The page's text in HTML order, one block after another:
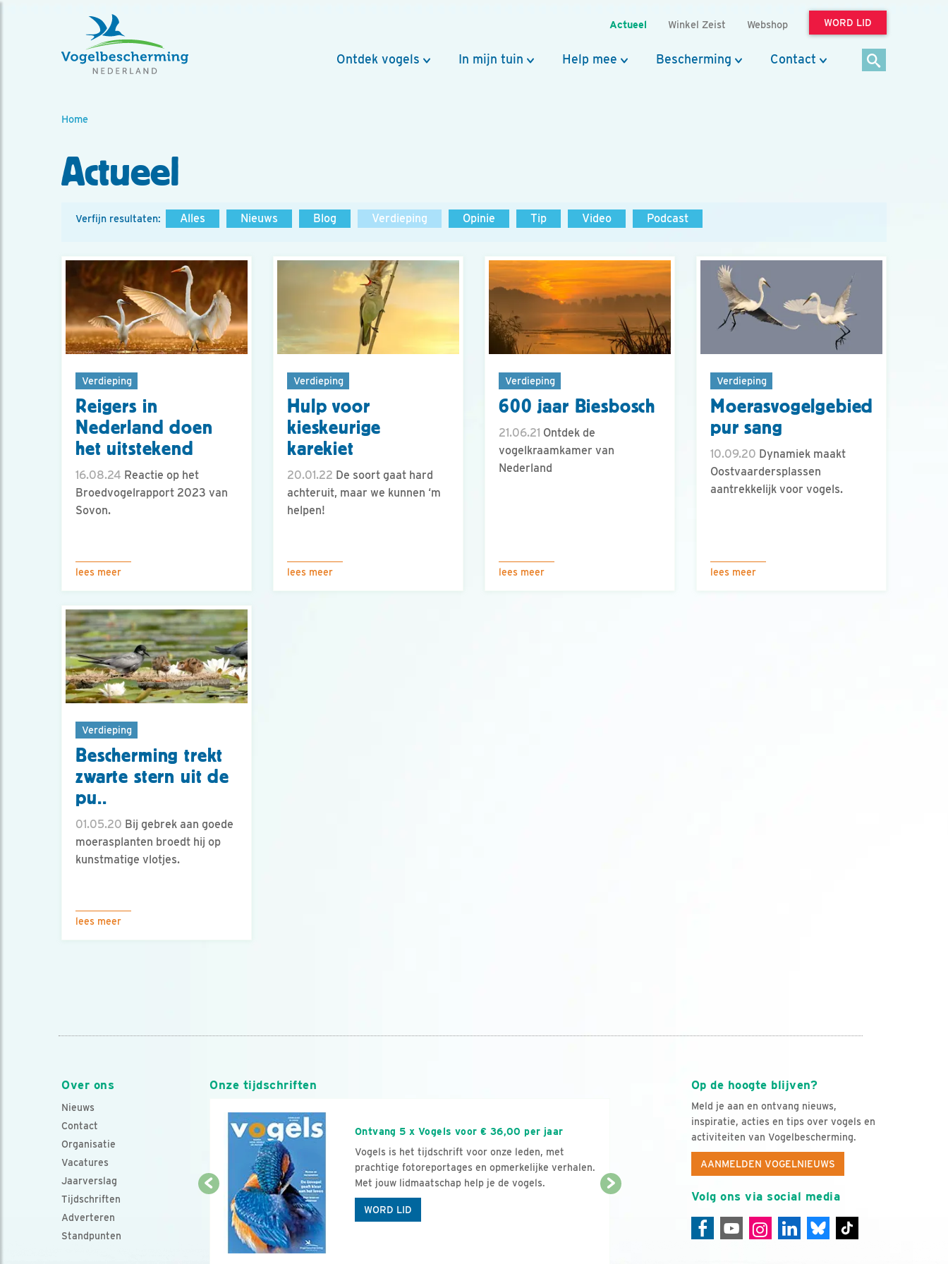
Actueel Winkel Zeist Webshop WORD LID
Ontdek vogels In mijn tuin Help mee Bescherming Contact
Home
Actueel
Verfijn resultaten: Alles Nieuws Blog Verdieping Opinie Tip Video Podcast
Verdieping
Reigers in
Nederland doen
het uitstekend
16.08.24 Reactie op het
Broedvogelrapport 2023 van
Sovon.
lees meer
Verdieping
Hulp voor
kieskeurige
karekiet
20.01.22 De soort gaat hard
achteruit, maar we kunnen ‘m
helpen!
lees meer
Verdieping
600 jaar Biesbosch
21.06.21 Ontdek de
vogelkraamkamer van
Nederland
lees meer
Verdieping
Moerasvogelgebied
pur sang
10.09.20 Dynamiek maakt
Oostvaardersplassen
aantrekkelijk voor vogels.
lees meer
Verdieping
Bescherming trekt
zwarte stern uit de
pu..
01.05.20 Bij gebrek aan goede
moerasplanten broedt hij op
kunstmatige vlotjes.
lees meer
Over ons
Nieuws
Contact
Organisatie
Vacatures
Jaarverslag
Tijdschriften
Adverteren
Standpunten
Op de hoogte blijven?
Meld je aan en ontvang nieuws,
inspiratie, acties en tips over vogels en
activiteiten van Vogelbescherming.
AANMELDEN VOGELNIEUWS
Volg ons via social media
Onze tijdschriften
Ontvang 5 x Vogels voor € 36,00 per jaar
Vogels is het tijdschrift voor onze leden, met
prachtige fotoreportages en opmerkelijke verhalen.
Met jouw lidmaatschap help je de vogels.
WORD LID